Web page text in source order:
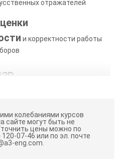
отражателей
и корректности работы
контроля,
меры
колебаниями курсов
сайте могут быть не
цены можно по
07-46 или по эл. почте
eng.com.